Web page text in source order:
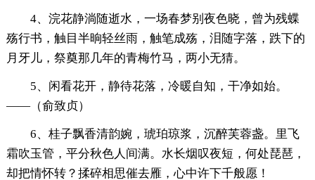
4、浣花静淌随逝水，一场春梦别夜色晓，曾为残蝶
殇行书，触目半晌轻丝雨，触笔成殇，泪随字落，跌下的
月牙儿，祭奠那几年的青梅竹马，两小无猜。
5、闲看花开，静待花落，冷暖自知，干净如始。
——（俞致贞）
6、桂子飘香清韵婉，琥珀琼浆，沉醉芙蓉盏。里飞
霜吹玉管，平分秋色人间满。水长烟叹夜短，何处琵琶，
却把情怀转？揉碎相思催去雁，心中许下千般愿！